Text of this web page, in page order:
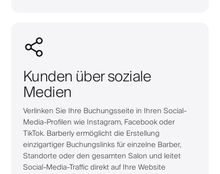
Kunden über soziale
Medien
Verlinken Sie Ihre Buchungsseite in Ihren Social-
Media-Profilen wie Instagram, Facebook oder
TikTok. Barberly ermöglicht die Erstellung
einzigartiger Buchungslinks für einzelne Barber,
Standorte oder den gesamten Salon und leitet
Social-Media-Traffic direkt auf Ihre Website